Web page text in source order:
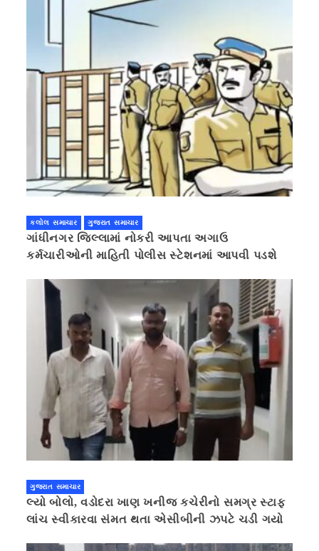
કલોલ સમાચાર ગુજરાત સમાચાર
ગાંધીનગર જિલ્લામાં નોકરી આપતા અગાઉ
કર્મચારીઓની માહિતી પોલીસ સ્ટેશનમાં આપવી પડશે
ગુજરાત સમાચાર
લ્યો બોલો, વડોદરા ખાણ ખનીજ કચેરીનો સમગ્ર સ્ટાફ
લાંચ સ્વીકારવા સંમત થતા એસીબીની ઝપટે ચડી ગયો